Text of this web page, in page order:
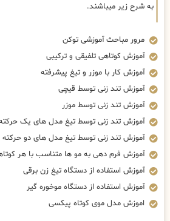
به شرح زیر میباشند.
مرور مباحث آموزشی توکن
آموزش کوتاهی تلفیقی و ترکیبی
آموزش کار با موزر و تیغ پیشرفته
آموزش تند زنی توسط قیچی
آموزش تند زنی توسط موزر
آموزش تند زنی توسط تیغ مدل های یک
آموزش تند زنی توسط تیغ مدل های دو حرکته
آموزش فرم دهی به مو ها متناسب با هر
آموزش استفاده از دستگاه تیغ زن برقی
آموزش استفاده از دستگاه موخوره گیر
اموزش مدل موی کوتاه پیکسی